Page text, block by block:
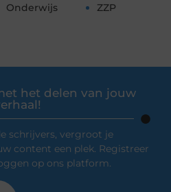
Onderwijs
ZZP
het delen van jouw
schrijvers, vergroot je
content een plek. Registreer
op ons platform.